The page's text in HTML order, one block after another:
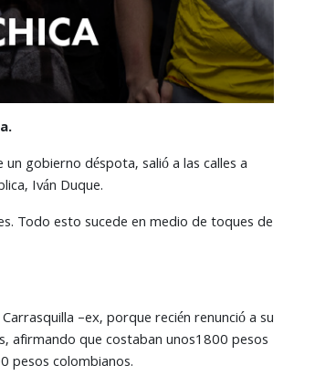
gobierno déspota, salió a las calles a
Iván Duque.
Todo esto sucede en medio de toques de
–ex, porque recién renunció a su
afirmando que costaban unos1800 pesos
pesos colombianos.